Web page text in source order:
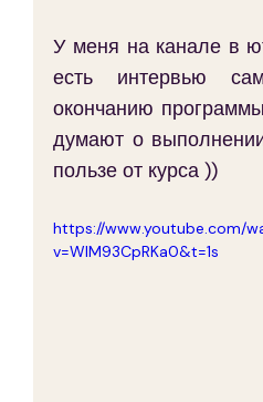
У меня на канале в
есть интервью
окончанию
думают о
пользе от курса ))
https://www.youtube.com/
v=WIM93CpRKa0&t=1s